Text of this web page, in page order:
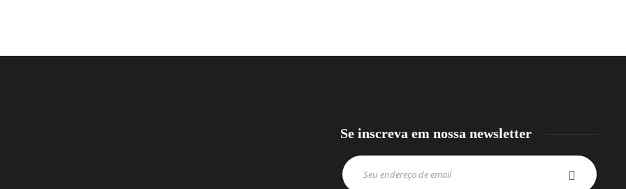
Se inscreva em nossa newsletter